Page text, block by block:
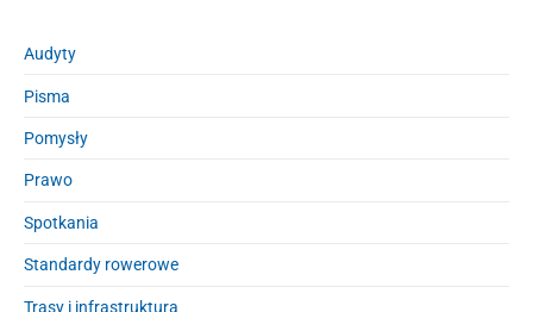
Audyty
Pisma
Pomysły
Prawo
Spotkania
Standardy rowerowe
Trasy i infrastruktura